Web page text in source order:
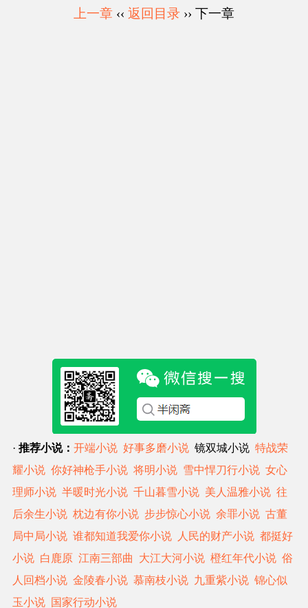
上一章 ‹‹ 返回目录 ›› 下一章
· 推荐小说： 开端小说 好事多磨小说 镜双城小说 特战荣
耀小说 你好神枪手小说 将明小说 雪中悍刀行小说 女心
理师小说 半暖时光小说 千山暮雪小说 美人温雅小说 往
后余生小说 枕边有你小说 步步惊心小说 余罪小说 古董
局中局小说 谁都知道我爱你小说 人民的财产小说 都挺好
小说 白鹿原 江南三部曲 大江大河小说 橙红年代小说 俗
人回档小说 金陵春小说 慕南枝小说 九重紫小说 锦心似
玉小说 国家行动小说